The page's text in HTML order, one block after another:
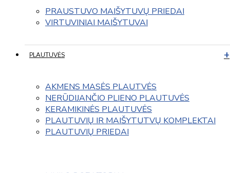
PRAUSTUVO MAIŠYTUVŲ PRIEDAI
VIRTUVINIAI MAIŠYTUVAI
PLAUTUVĖS
AKMENS MASĖS PLAUTVĖS
NERŪDIJANČIO PLIENO PLAUTUVĖS
KERAMIKINĖS PLAUTUVĖS
PLAUTUVIŲ IR MAIŠYTUTVŲ KOMPLEKTAI
PLAUTUVIŲ PRIEDAI